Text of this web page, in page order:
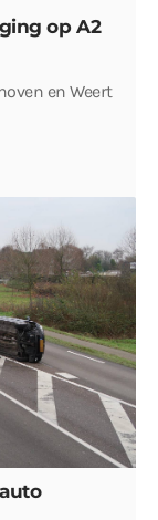
op A2
en Weert